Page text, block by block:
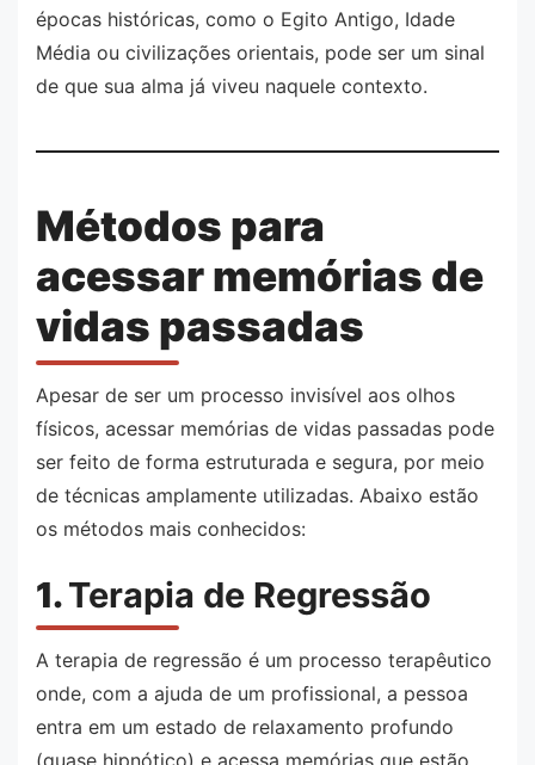
épocas históricas, como o Egito Antigo, Idade
Média ou civilizações orientais, pode ser um sinal
de que sua alma já viveu naquele contexto.
Métodos para
acessar memórias de
vidas passadas
Apesar de ser um processo invisível aos olhos
físicos, acessar memórias de vidas passadas pode
ser feito de forma estruturada e segura, por meio
de técnicas amplamente utilizadas. Abaixo estão
os métodos mais conhecidos:
1.Terapia de Regressão
A terapia de regressão é um processo terapêutico
onde, com a ajuda de um profissional, a pessoa
entra em um estado de relaxamento profundo
(quase hipnótico) e acessa memórias que estão